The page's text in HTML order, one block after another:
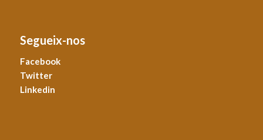
Segueix-nos
Facebook
Twitter
Linkedin